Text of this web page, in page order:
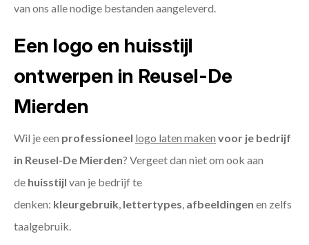
van ons alle nodige bestanden aangeleverd.
Een logo en huisstijl
ontwerpen in Reusel-De
Mierden
Wil je een professioneel logo laten maken voor je bedrijf
in Reusel-De Mierden? Vergeet dan niet om ook aan
de huisstijl van je bedrijf te
denken: kleurgebruik, lettertypes, afbeeldingen en zelfs
taalgebruik.